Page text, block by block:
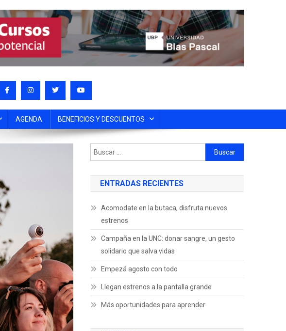
AGENDA BENEFICIOS Y DESCUENTOS
ENTRADAS RECIENTES
Acomodate en la butaca, disfruta nuevos
estrenos
Campaña en la UNC: donar sangre, un gesto
solidario que salva vidas
Empezá agosto con todo
Llegan estrenos a la pantalla grande
Más oportunidades para aprender